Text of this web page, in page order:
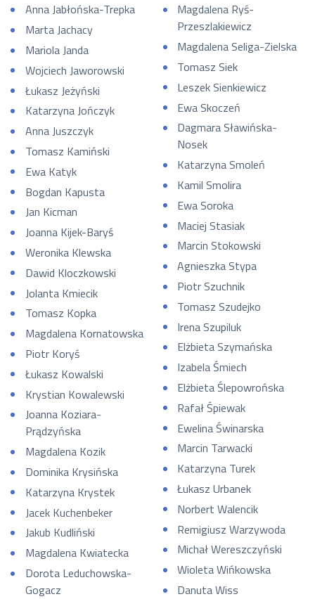
Anna Jabłońska-Trepka
Marta Jachacy
Mariola Janda
Wojciech Jaworowski
Łukasz Jeżyński
Katarzyna Jończyk
Anna Juszczyk
Tomasz Kamiński
Ewa Katyk
Bogdan Kapusta
Jan Kicman
Joanna Kijek-Baryś
Weronika Klewska
Dawid Kloczkowski
Jolanta Kmiecik
Tomasz Kopka
Magdalena Kornatowska
Piotr Koryś
Łukasz Kowalski
Krystian Kowalewski
Joanna Koziara-
Prądzyńska
Magdalena Kozik
Dominika Krysińska
Katarzyna Krystek
Jacek Kuchenbeker
Jakub Kudliński
Magdalena Kwiatecka
Dorota Leduchowska-
Gogacz
Magdalena Ryś-
Przeszlakiewicz
Magdalena Seliga-Zielska
Tomasz Siek
Leszek Sienkiewicz
Ewa Skoczeń
Dagmara Sławińska-
Nosek
Katarzyna Smoleń
Kamil Smolira
Ewa Soroka
Maciej Stasiak
Marcin Stokowski
Agnieszka Stypa
Piotr Szuchnik
Tomasz Szudejko
Irena Szupiluk
Elżbieta Szymańska
Izabela Śmiech
Elżbieta Ślepowrońska
Rafał Śpiewak
Ewelina Świnarska
Marcin Tarwacki
Katarzyna Turek
Łukasz Urbanek
Norbert Walencik
Remigiusz Warzywoda
Michał Wereszczyński
Wioleta Wińkowska
Danuta Wiss